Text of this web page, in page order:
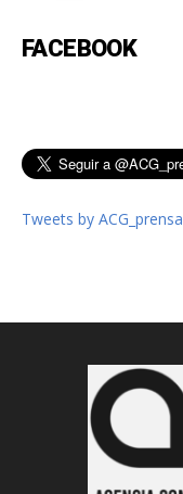
FACEBOOK
Tweets by ACG_prensa